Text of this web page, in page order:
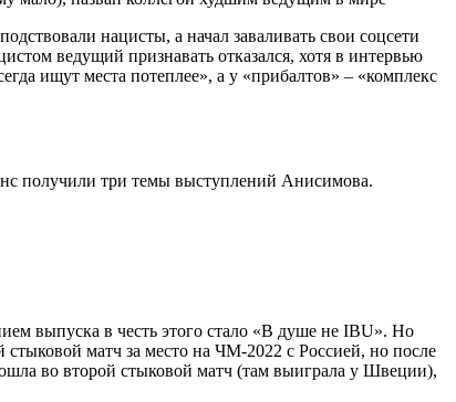
нацисты, а начал заваливать свои соцсети
ведущий признавать отказался, хотя в интервью
ищут места потеплее», а у «прибалтов» – «комплекс
получили три темы выступлений Анисимова.
выпуска в честь этого стало «В душе не IBU». Но
матч за место на ЧМ-2022 с Россией, но после
во второй стыковой матч (там выиграла у Швеции),